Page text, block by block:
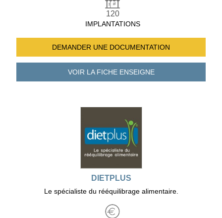
120
IMPLANTATIONS
DEMANDER UNE DOCUMENTATION
VOIR LA FICHEENSEIGNE
DIETPLUS
Le spécialiste du rééquilibrage alimentaire.